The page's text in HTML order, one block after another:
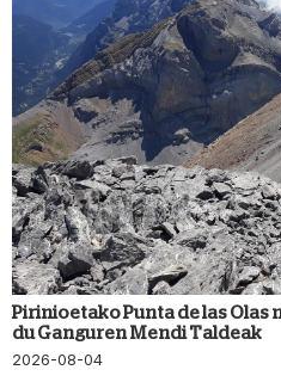
Pirinioetako Punta de las
du Ganguren Mendi Taldeak
2026-08-04